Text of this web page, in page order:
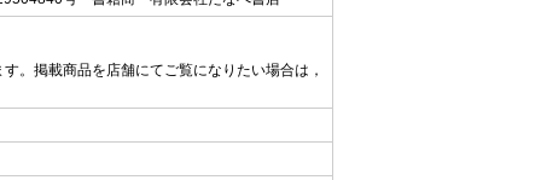
。掲載商品を店舗にてご覧になりたい場合は，